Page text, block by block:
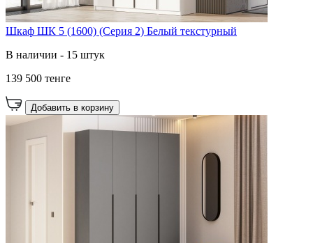
Шкаф ШК 5 (1600) (Серия 2) Белый текстурный
В наличии - 15 штук
139 500 тенге
Добавить в корзину